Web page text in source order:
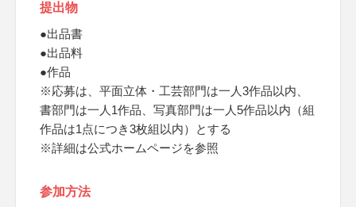
提出物
●出品書
●出品料
●作品
※応募は、平面立体・工芸部門は一人3作品以内、
書部門は一人1作品、写真部門は一人5作品以内（組
作品は1点につき3枚組以内）とする
※詳細は公式ホームページを参照
参加方法